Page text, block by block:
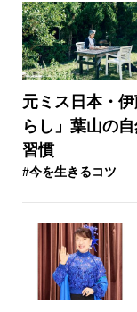
元ミス日本・
らし」葉山の
習慣
#今を生きるコツ